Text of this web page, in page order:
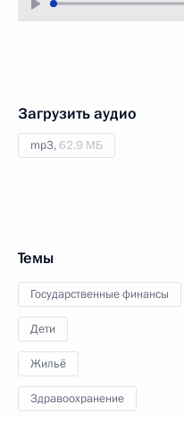
Загрузить аудио
mp3,62.9 МБ
Темы
Государственные финансы
Дети
Жильё
Здравоохранение